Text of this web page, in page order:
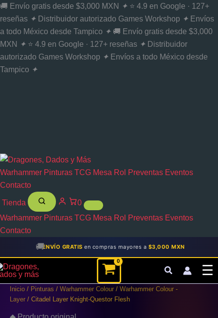
🚚 Envío gratis desde $3,000 MXN ✦ ⭐ 4.9 en Google · 127+
reseñas ✦ Distribuidor autorizado Games Workshop ✦ Envíos
a todo México desde Tampico ✦ 🚚 Envío gratis desde $3,000
MXN ✦ ⭐ 4.9 en Google · 127+ reseñas ✦ Distribuidor
autorizado Games Workshop ✦ Envíos a todo México desde
Tampico ✦
Warhammer Pinturas TCG Mesa Rol Preventas Eventos
Contacto
Tienda
0
Warhammer Pinturas TCG Mesa Rol Preventas Eventos
Contacto
🚚ENVÍO GRATIS en compras mayores a $3,000 MXN
Ir
al
contenido
☰
Inicio / Pinturas / Warhammer Colour / Warhammer Colour -
Layer / Citadel Layer Knight-Questor Flesh
Layer
Knight-
Questor
Flesh